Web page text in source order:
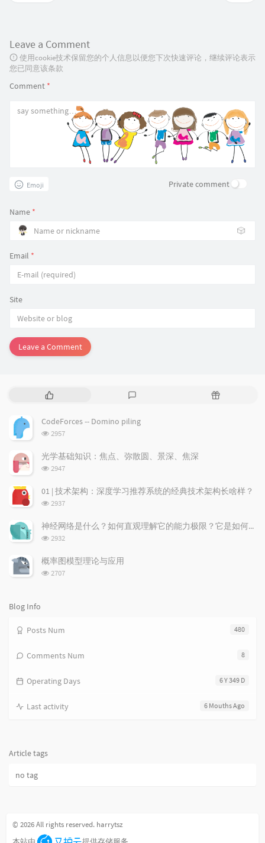
Leave a Comment
使用cookie技术保留您的个人信息以便您下次快速评论，继续评论表示
您已同意该条款
Comment *
Emoji Private comment
Name *
🎲
Email *
Site
Leave a Comment
P
p
u
a
r
r
t
c
l
s
e
t
m
n
R
t
l
CodeForces -- Domino piling
浏
次
数:
2957
光学基础知识：焦点、弥散圆、景深、焦深
浏
次
数:
2947
01 | 技术架构：深度学习推荐系统的经典技术架构长啥样？
浏
次
数:
2937
神经网络是什么？如何直观理解它的能力极限？它是如何无限逼近真理？
浏
次
数:
2932
概率图模型理论与应用
浏
2707
Blog Info
480
Posts Num
8
Comments Num
6 Y 349 D
Operating Days
6 Mouths Ago
Last activity
Article tags
no tag
© 2026 All rights reserved. harrytsz